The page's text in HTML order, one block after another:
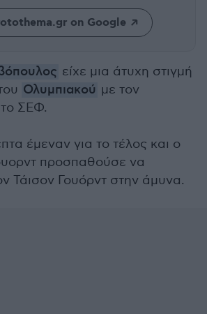
on Google
είχε μια άτυχη στιγμή
Ολυμπιακού με τον
ΣΕΦ.
έμεναν για το τέλος και ο
προσπαθούσε να
Τάισον Γουόρντ στην άμυνα.